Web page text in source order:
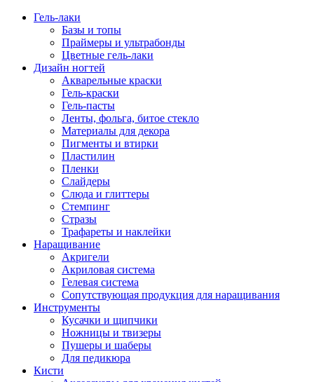
Гель-лаки
Базы и топы
Праймеры и ультрабонды
Цветные гель-лаки
Дизайн ногтей
Акварельные краски
Гель-краски
Гель-пасты
Ленты, фольга, битое стекло
Материалы для декора
Пигменты и втирки
Пластилин
Пленки
Слайдеры
Слюда и глиттеры
Стемпинг
Стразы
Трафареты и наклейки
Наращивание
Акригели
Акриловая система
Гелевая система
Сопутствующая продукция для наращивания
Инструменты
Кусачки и щипчики
Ножницы и твизеры
Пушеры и шаберы
Для педикюра
Кисти